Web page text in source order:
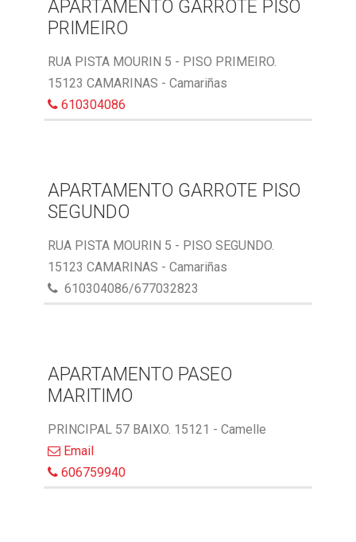
APARTAMENTO GARROTE PISO
PRIMEIRO
RUA PISTA MOURIN 5 - PISO PRIMEIRO.
15123 CAMARINAS - Camariñas
610304086
APARTAMENTO GARROTE PISO
SEGUNDO
RUA PISTA MOURIN 5 - PISO SEGUNDO.
15123 CAMARINAS - Camariñas
610304086/677032823
APARTAMENTO PASEO
MARITIMO
PRINCIPAL 57 BAIXO. 15121 - Camelle
Email
606759940